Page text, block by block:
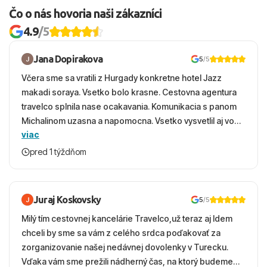
Výlety: rezervujte u overených partnerov a sledujte
zahrnuté služby (transfer, vstupy, sprievodca).
ideálne na kombináciu pláže a pamiatok.
Chcete viac podrobností o počasí, oblastiach, doprave či
kontaktoch? Pozrite si náš hlavný prehľad –dovolenka
Egypt.
Mena:
Elektrický prúd:
sieti je 220 V. Adaptér
nie je potrebný.
Vakcinácia: Nie je potrebná.
Čo o nás hovoria naši zákazníci
4.9/5
Jana Dopirakova 5/5
Včera sme sa vratili z Hurgady konkretne hotel Jazz
makadi soraya. Vsetko bolo krasne. Cestovna agentura
travelco splnila nase ocakavania. Komunikacia s panom
Michalinom uzasna a napomocna. Vsetko vysvetlil aj vo
vecernych hodinach zaco sa ospravedlnujem. Hotel
krasny, cisty. Sluzby top. Strava, prostredie, more,
viac
pred 1 týždňom
Juraj Koskovsky 5/5
Milý tím cestovnej kancelárie Travelco,už teraz aj Idem
chceli by sme sa vám z celého srdca poďakovať za
zorganizovanie našej nedávnej dovolenky v Turecku.
Vďaka vám sme prežili nádherný čas, na ktorý budeme